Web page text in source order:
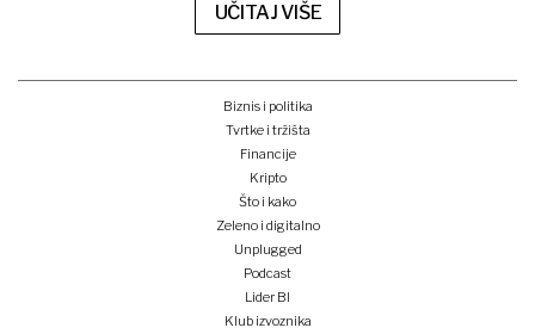
UČITAJ VIŠE
Biznis i politika
Tvrtke i tržišta
Financije
Kripto
Što i kako
Zeleno i digitalno
Unplugged
Podcast
Lider BI
Klub izvoznika